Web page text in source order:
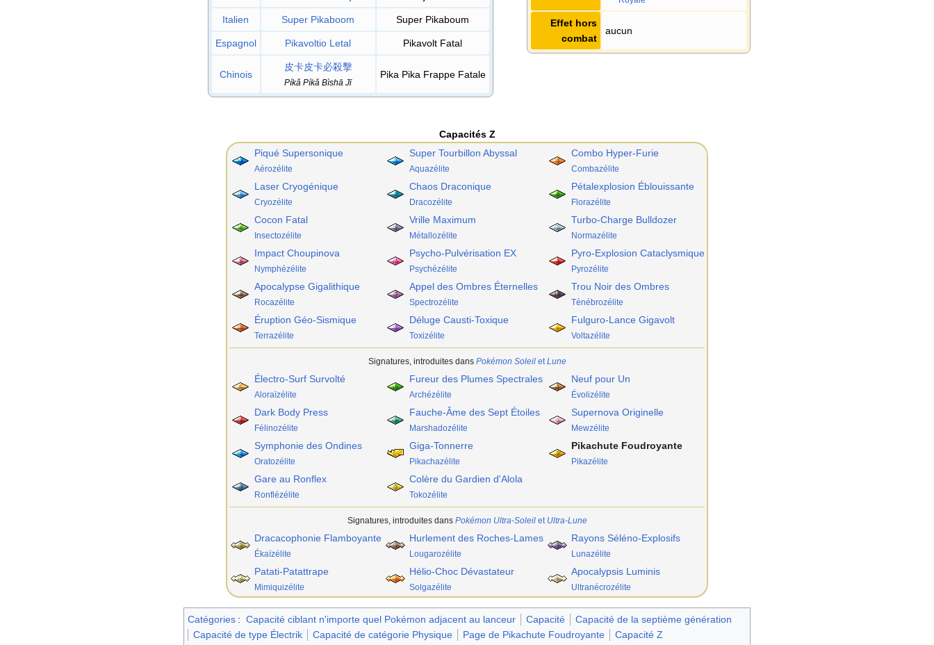
Effet hors
combat
aucun
Italien Super Pikaboom Super Pikaboum
Espagnol Pikavoltio Letal Pikavolt Fatal
Chinois
皮卡皮卡必殺擊
Píkǎ Píkǎ Bìshā Jī
Pika Pika Frappe Fatale
Capacités Z
Piqué Supersonique
Aérozélite
Super Tourbillon Abyssal
Aquazélite
Combo Hyper-Furie
Combazélite
Laser Cryogénique
Cryozélite
Chaos Draconique
Dracozélite
Pétalexplosion Éblouissante
Florazélite
Cocon Fatal
Insectozélite
Vrille Maximum
Métallozélite
Turbo-Charge Bulldozer
Normazélite
Impact Choupinova
Nymphézélite
Psycho-Pulvérisation EX
Psychézélite
Pyro-Explosion Cataclysmique
Pyrozélite
Apocalypse Gigalithique
Rocazélite
Appel des Ombres Éternelles
Spectrozélite
Trou Noir des Ombres
Ténébrozélite
Éruption Géo-Sismique
Terrazélite
Déluge Causti-Toxique
Toxizélite
Fulguro-Lance Gigavolt
Voltazélite
Signatures, introduites dans Pokémon Soleilet Lune
Électro-Surf Survolté
Aloraïzélite
Fureur des Plumes Spectrales
Archézélite
Neuf pour Un
Évolizélite
Dark Body Press
Félinozélite
Fauche-Âme des Sept Étoiles
Marshadozélite
Supernova Originelle
Mewzélite
Symphonie des Ondines
Oratozélite
Giga-Tonnerre
Pikachazélite
Pikachute Foudroyante
Pikazélite
Gare au Ronflex
Ronflézélite
Colère du Gardien d'Alola
Tokozélite
Signatures, introduites dans Pokémon Ultra-Soleilet Ultra-Lune
Dracacophonie Flamboyante
Ékaïzélite
Hurlement des Roches-Lames
Lougarozélite
Rayons Séléno-Explosifs
Lunazélite
Patati-Patattrape
Mimiquizélite
Hélio-Choc Dévastateur
Solgazélite
Apocalypsis Luminis
Ultranécrozélite
Catégories : Capacité ciblant n'importe quel Pokémon adjacent au lanceur Capacité
Capacité de la septième génération
Capacité de type Électrik
Capacité de catégorie Physique Page de Pikachute Foudroyante
Capacité Z